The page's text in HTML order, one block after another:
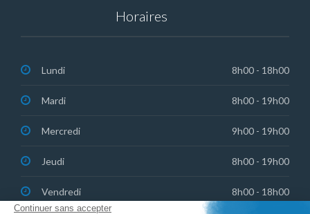
Horaires
Lundi 8h00 - 18h00
Mardi 8h00 - 19h00
Mercredi 9h00 - 19h00
Jeudi 8h00 - 19h00
Vendredi 8h00 - 18h00